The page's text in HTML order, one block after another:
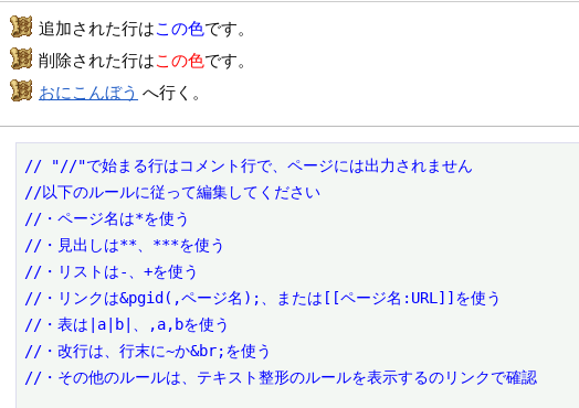
追加された行はこの色です。
削除された行はこの色です。
おにこんぼう へ行く。
// "//"で始まる行はコメント行で、ページには出力されません
//以下のルールに従って編集してください
//・ページ名は*を使う
//・見出しは**、***を使う
//・リストは-、+を使う
//・リンクは&pgid(,ページ名);、または[[ページ名:URL]]を使う
//・表は|a|b|、,a,bを使う
//・改行は、行末に~か&br;を使う
//・その他のルールは、テキスト整形のルールを表示するのリンクで確認